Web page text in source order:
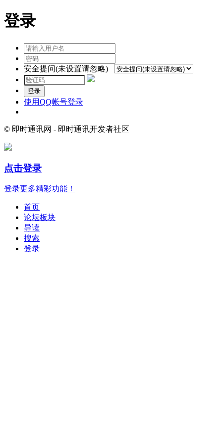
登录
安全提问(未设置请忽略)
登录
使用QQ帐号登录
© 即时通讯网 - 即时通讯开发者社区
点击登录
登录更多精彩功能！
首页
论坛板块
导读
搜索
登录